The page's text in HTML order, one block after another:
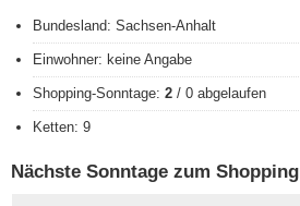
Bundesland: Sachsen-Anhalt
Einwohner: keine Angabe
Shopping-Sonntage: 2 / 0 abgelaufen
Ketten: 9
Nächste Sonntage zum Shopping